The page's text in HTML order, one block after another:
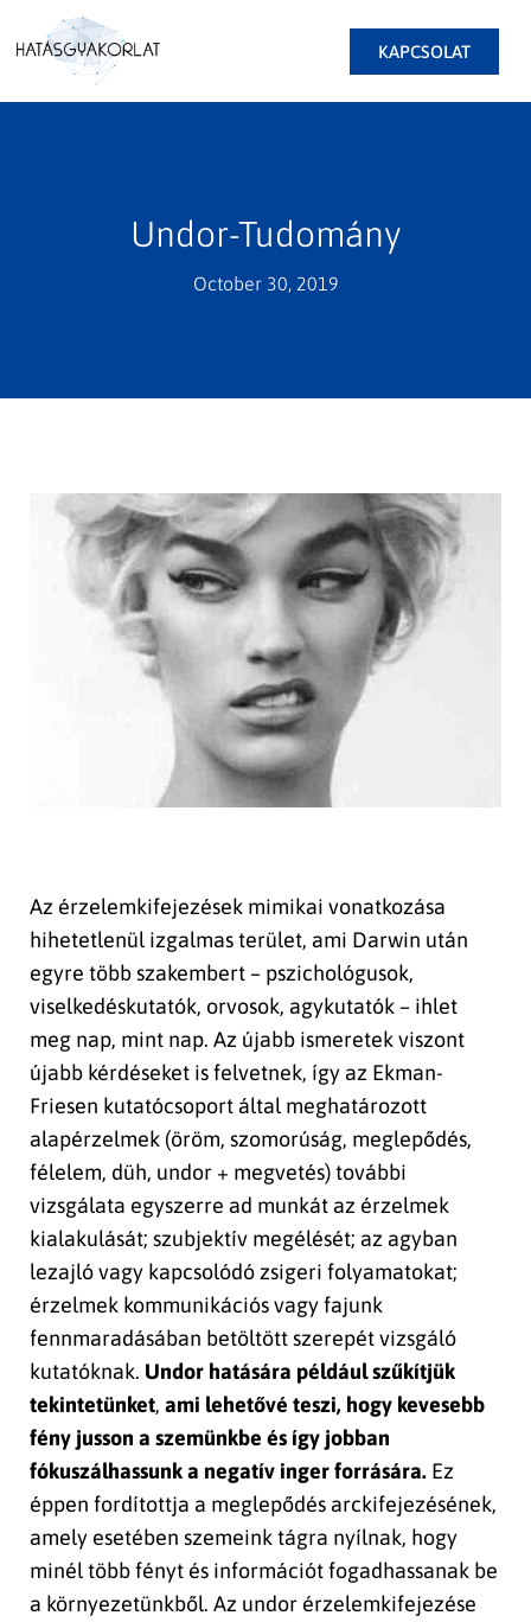
KAPCSOLAT
Undor-Tudomány
October 30, 2019
Az érzelemkifejezések mimikai vonatkozása
hihetetlenül izgalmas terület, ami Darwin után
egyre több szakembert – pszichológusok,
viselkedéskutatók, orvosok, agykutatók – ihlet
meg nap, mint nap. Az újabb ismeretek viszont
újabb kérdéseket is felvetnek, így az Ekman-
Friesen kutatócsoport által meghatározott
alapérzelmek (öröm, szomorúság, meglepődés,
félelem, düh, undor + megvetés) további
vizsgálata egyszerre ad munkát az érzelmek
kialakulását; szubjektív megélését; az agyban
lezajló vagy kapcsolódó zsigeri folyamatokat;
érzelmek kommunikációs vagy fajunk
fennmaradásában betöltött szerepét vizsgáló
kutatóknak. Undor hatására például szűkítjük
tekintetünket, ami lehetővé teszi, hogy kevesebb
fény jusson a szemünkbe és így jobban
fókuszálhassunk a negatív inger forrására. Ez
éppen fordítottja a meglepődés arckifejezésének,
amely esetében szemeink tágra nyílnak, hogy
minél több fényt és információt fogadhassanak be
a környezetünkből. Az undor érzelemkifejezése